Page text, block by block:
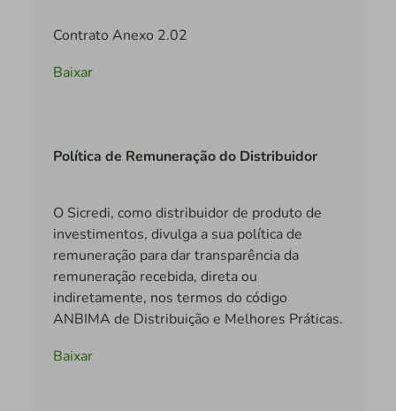
Contrato Anexo 2.02
Baixar
Política de Remuneração do Distribuidor
O Sicredi, como distribuidor de produto de
investimentos, divulga a sua política de
remuneração para dar transparência da
remuneração recebida, direta ou
indiretamente, nos termos do código
ANBIMA de Distribuição e Melhores Práticas.
Baixar